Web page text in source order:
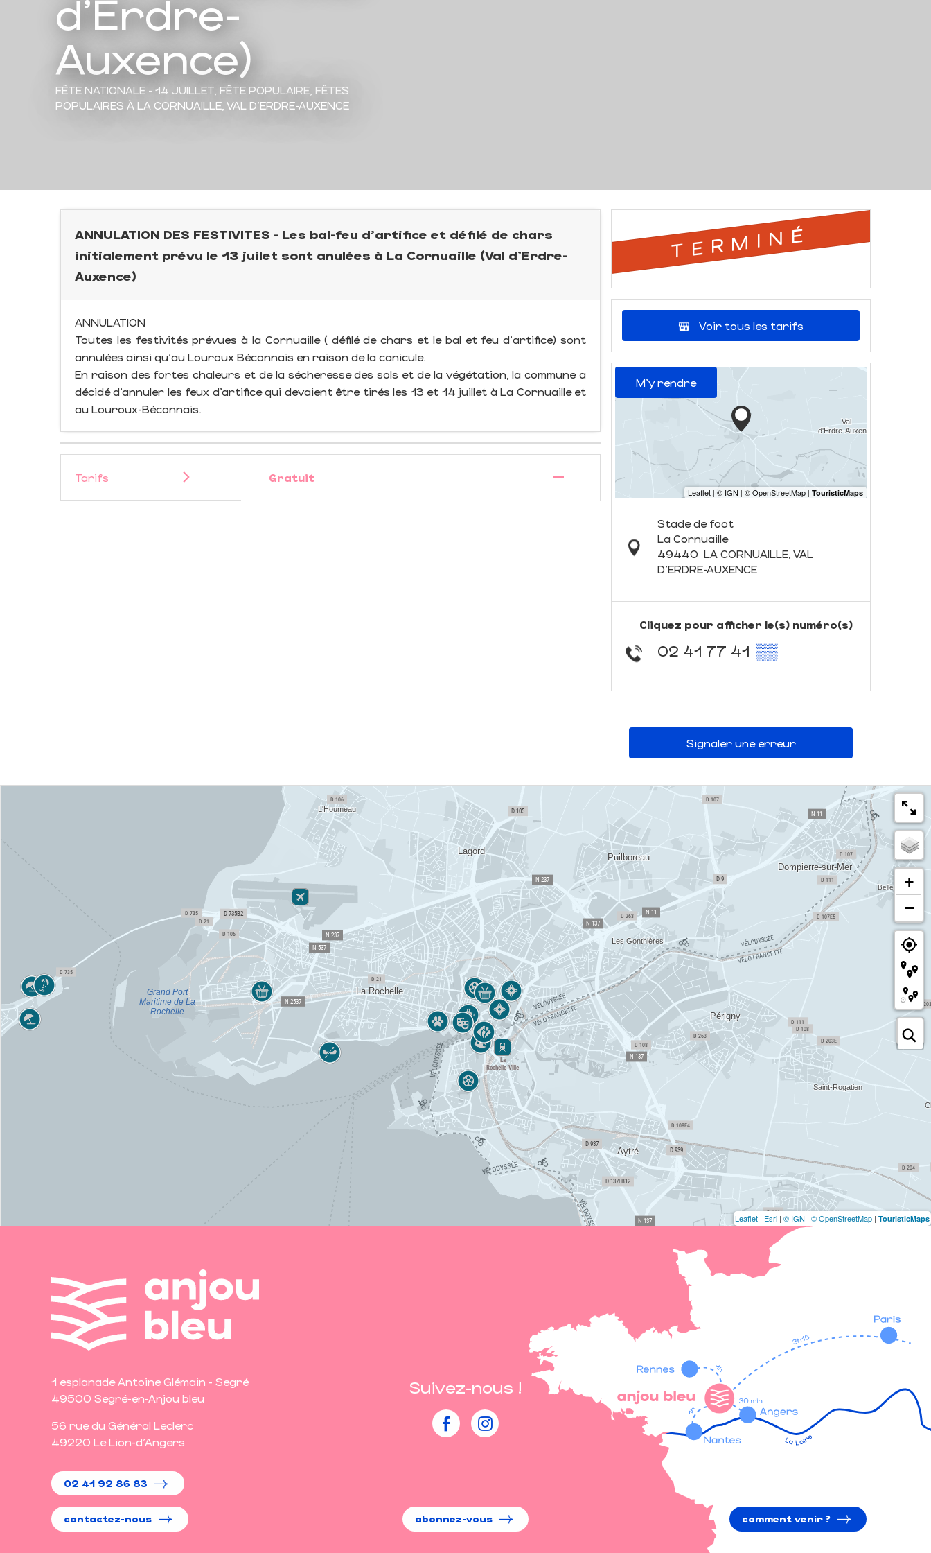
d'Erdre-
Auxence)
FÊTE NATIONALE - 14 JUILLET, FÊTE POPULAIRE, FÊTES
POPULAIRES À LA CORNUAILLE, VAL D'ERDRE-AUXENCE
ANNULATION DES FESTIVITES - Les bal-feu d'artifice et défilé de chars
initialement prévu le 13 juilet sont anulées à La Cornuaille (Val d'Erdre-
Auxence)
ANNULATION
Toutes les festivités prévues à la Cornuaille ( défilé de chars et le bal et feu d'artifice) sont
annulées ainsi qu'au Louroux Béconnais en raison de la canicule.
En raison des fortes chaleurs et de la sécheresse des sols et de la végétation, la commune a
décidé d’annuler les feux d’artifice qui devaient être tirés les 13 et 14 juillet à La Cornuaille et
au Louroux-Béconnais.
Tarifs Gratuit —
TERMINÉ
Voir tous les tarifs
M'y rendre
Stade de foot
La Cornuaille
49440 LA CORNUAILLE, VAL
D'ERDRE-AUXENCE
Cliquez pour afficher le(s) numéro(s)
02 41 77 41 ▒▒
Signaler une erreur
+
−
Leaflet | Esri | © IGN | © OpenStreetMap | TouristicMaps
1 esplanade Antoine Glémain - Segré
49500 Segré-en-Anjou bleu
56 rue du Général Leclerc
49220 Le Lion-d'Angers
02 41 92 86 83
contactez-nous
Suivez-nous !
abonnez-vous comment venir ?